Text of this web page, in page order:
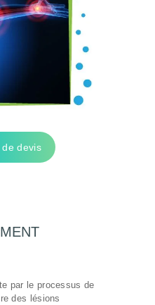
de devis
par le processus de
des lésions